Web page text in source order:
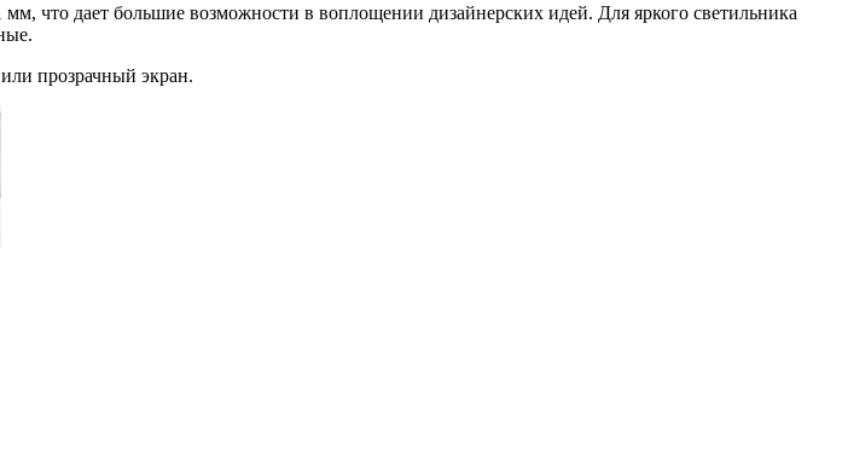
что дает большие возможности в воплощении дизайнерских идей. Для яркого светильника
прозрачный экран.